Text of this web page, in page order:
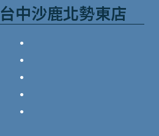
台中沙鹿北勢東店
．
．
．
．
．